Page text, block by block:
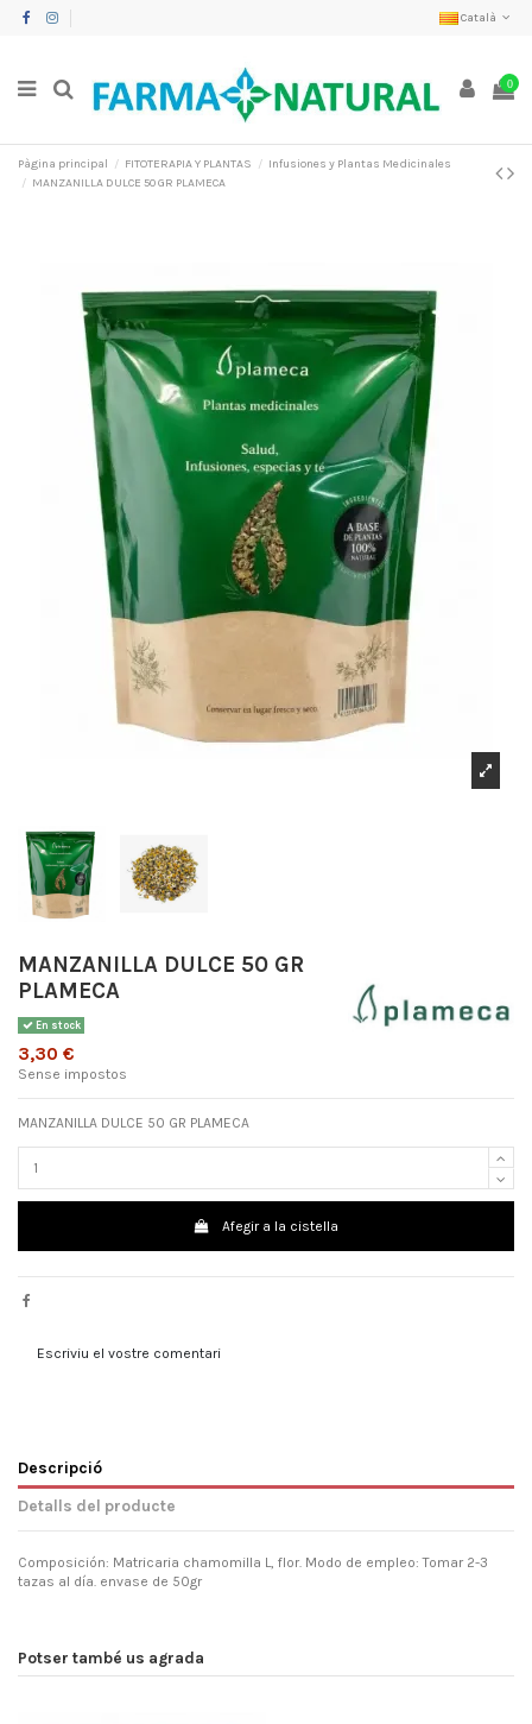
Català
0
Pàgina principal FITOTERAPIA Y PLANTAS
Infusiones y Plantas Medicinales
MANZANILLA DULCE 50 GR PLAMECA
MANZANILLA DULCE 50 GR
PLAMECA
En stock
3,30 €
Sense impostos
MANZANILLA DULCE 50 GR PLAMECA
Afegir a la cistella
Escriviu el vostre comentari
Descripció
Detalls del producte
Composición: Matricaria chamomilla L, flor. Modo de empleo: Tomar 2-3
tazas al día. envase de 50gr
Potser també us agrada